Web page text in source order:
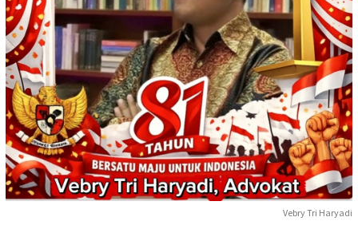
Vebry Tri Haryadi